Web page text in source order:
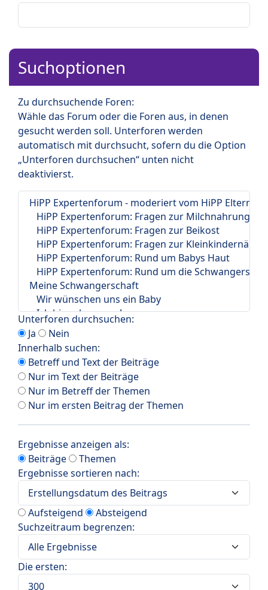
Suchoptionen
Zu durchsuchende Foren:
Wähle das Forum oder die Foren aus, in denen
gesucht werden soll. Unterforen werden
automatisch mit durchsucht, sofern du die Option
„Unterforen durchsuchen“ unten nicht
deaktivierst.
Unterforen durchsuchen:
Ja
Nein
Innerhalb suchen:
Betreff und Text der Beiträge
Nur im Text der Beiträge
Nur im Betreff der Themen
Nur im ersten Beitrag der Themen
Ergebnisse anzeigen als:
Beiträge
Themen
Ergebnisse sortieren nach:
Aufsteigend
Absteigend
Suchzeitraum begrenzen:
Die ersten: